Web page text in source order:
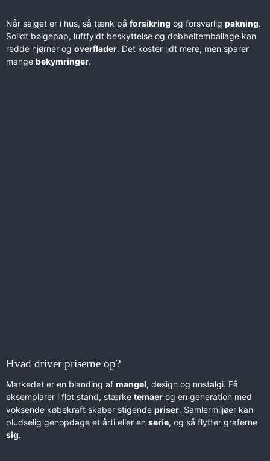
Når salget er i hus, så tænk på forsikring og forsvarlig pakning.
Solidt bølgepap, luftfyldt beskyttelse og dobbeltemballage kan
redde hjørner og overflader. Det koster lidt mere, men sparer
mange bekymringer.
Hvad driver priserne op?
Markedet er en blanding af mangel, design og nostalgi. Få
eksemplarer i flot stand, stærke temaer og en generation med
voksende købekraft skaber stigende priser. Samlermiljøer kan
pludselig genopdage et årti eller en serie, og så flytter graferne
sig.